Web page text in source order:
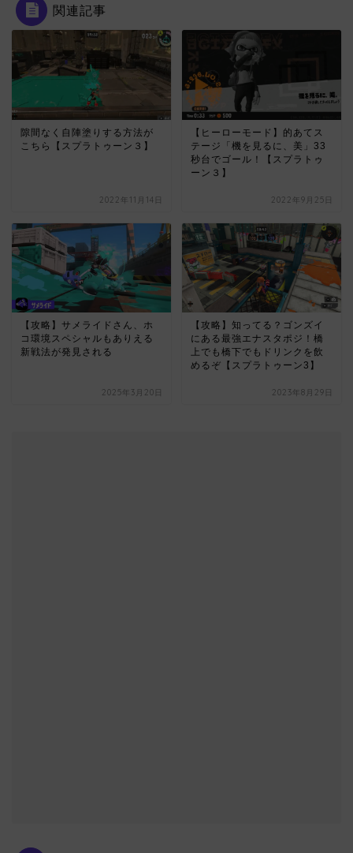
関連記事
隙間なく自陣塗りする方法が
こちら【スプラトゥーン３】
2022年11月14日
【ヒーローモード】的あてス
テージ「機を見るに、美」33
秒台でゴール！【スプラトゥ
ーン３】
2022年9月25日
【攻略】サメライドさん、ホ
コ環境スペシャルもありえる
新戦法が発見される
2025年3月20日
【攻略】知ってる？ゴンズイ
にある最強エナスタポジ！橋
上でも橋下でもドリンクを飲
めるぞ【スプラトゥーン3】
2023年8月29日